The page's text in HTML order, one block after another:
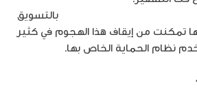
بالتسويق
تمكنت من إيقاف هذا الهجوم في كثير
نظام الحماية الخاص بها.
اعرف أكثر